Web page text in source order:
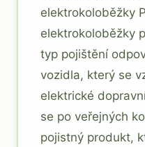
elektrokoloběžky
elektrokoloběžky
typ pojištění
vozidla, který se
elektrické
se po veřejných
pojistný produkt,